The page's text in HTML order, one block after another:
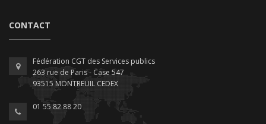
CONTACT
Fédération CGT des Services publics
263 rue de Paris - Case 547
93515 MONTREUIL CEDEX
01 55 82 88 20